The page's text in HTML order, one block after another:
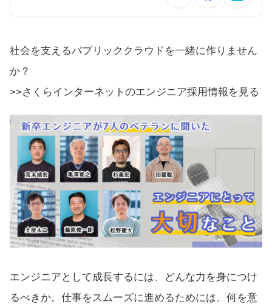
社会を支えるパプリッククラウドを一緒に作りません
か？
>>さくらインターネットのエンジニア採用情報を見る
エンジニアとして成長するには、どんな力を身につけ
るべきか。仕事をスムーズに進めるためには、何を意